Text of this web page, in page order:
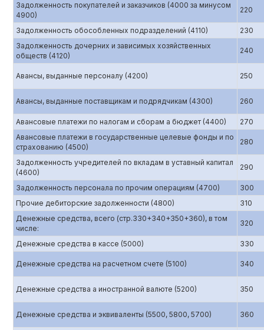
Задолженность покупателей и заказчиков (4000 за минусом
4900)
220
Задолженность обособленных подразделений (4110)
230
Задолженность дочерних и зависимых хозяйственных
обществ (4120)
240
Авансы, выданные персоналу (4200) 250
Авансы, выданные поставщикам и подрядчикам (4300) 260
Авансовые платежи по налогам и сборам а бюджет (4400)
270
Авансовые платежи в государственные целевые фонды и по
страхованию (4500)
280
Задолженность учредителей по вкладам в уставный капитал
(4600)
290
Задолженность персонала по прочим операциям (4700)
300
Прочие дебиторские задолженности (4800)
310
Денежные средства, всего (стр.330+340+350+360), в том
числе:
320
Денежные средства в кассе (5000) 330
Денежные средства на расчетном счете (5100) 340
Денежные средства а иностранной валюте (5200) 350
Денежные средства и эквиваленты (5500, 5800, 5700) 360